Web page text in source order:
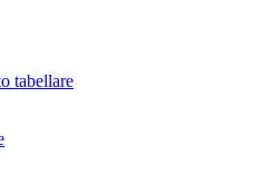
tabellare